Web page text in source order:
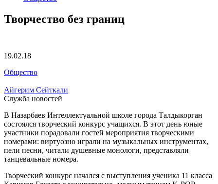
Творчество без границ
19.02.18
Общество
Айгерим Сейткали
Служба новостей
В Назарбаев Интеллектуальной школе города Талдыкорган
состоялся творческий конкурс учащихся. В этот день юные
участники порадовали гостей мероприятия творческими
номерами: виртуозно играли на музыкальных инструментах,
пели песни, читали душевные монологи, представляли
танцевальные номера.
Творческий конкурс начался с выступления ученика 11 класса